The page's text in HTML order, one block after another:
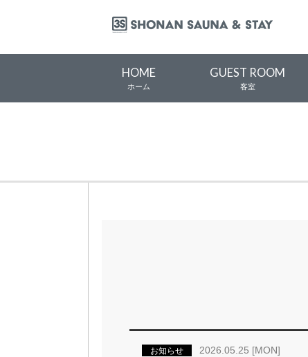
HOME
ホーム
GUEST ROOM
客室
お知らせ
2026.05.25 [MON]